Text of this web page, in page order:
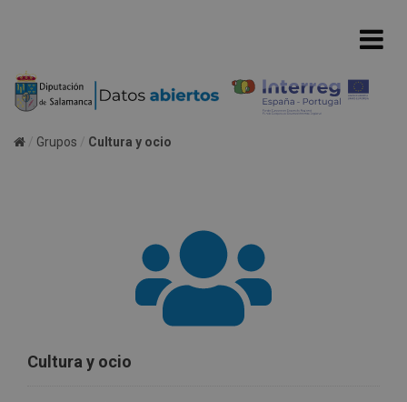
Grupos Cultura y ocio
Cultura y ocio